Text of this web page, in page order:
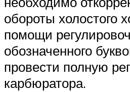
обороты холостого
помощи
обозначенного
провести полную
карбюратора.